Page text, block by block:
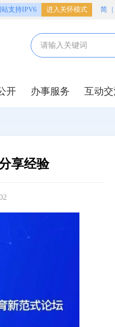
站支持IPV6 进入关怀模式 简
开 办事服务 互动
享经验